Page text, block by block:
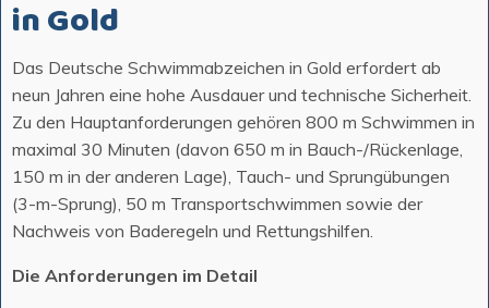
in Gold
Das Deutsche Schwimmabzeichen in Gold erfordert ab
neun Jahren eine hohe Ausdauer und technische Sicherheit.
Zu den Hauptanforderungen gehören 800 m Schwimmen in
maximal 30 Minuten (davon 650 m in Bauch-/Rückenlage,
150 m in der anderen Lage), Tauch- und Sprungübungen
(3-m-Sprung), 50 m Transportschwimmen sowie der
Nachweis von Baderegeln und Rettungshilfen.
Die Anforderungen im Detail